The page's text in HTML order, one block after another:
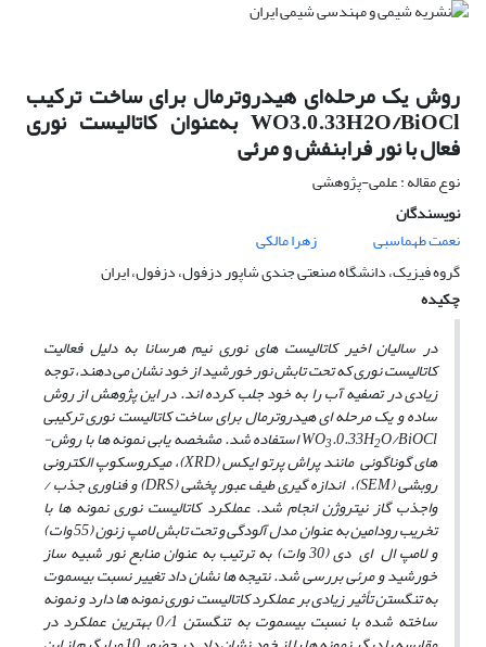
روش یک مرحله‌ای هیدروترمال برای ساخت ترکیب
WO3.0.33H2O/BiOCl به‌عنوان کاتالیست نوری
فعال با نور فرابنفش و مرئی
نوع مقاله : علمی-پژوهشی
نویسندگان
نعمت طهماسبی
زهرا مالکی
گروه فیزیک، دانشگاه صنعتی جندی شاپور دزفول، دزفول، ایران
چکیده
در سالیان اخیر کاتالیست­ های نوری نیم ه­رسانا به ­دلیل فعالیت
کاتالیست نوری که تحت تابش نور خورشید از خود نشان می ­دهند، توجه
زیادی در تصفیه آب را به خود جلب کرده ­اند. در این پژوهش از روش
ساده و یک مرحله ­ای هیدروترمال برای ساخت کاتالیست نوری ترکیبی
WO3.0.33H2 O/BiOCl استفاده شد. مشخصه ­یابی نمونه­ ها با روش­
های گوناگونی مانند پراش پرتو ایکس (XRD)، میکروسکوپ الکترونی
روبشی (SEM)، اندازه­ گیری طیف عبور پخشی (DRS) و فناوری جذب /
واجذب گاز نیتروژن انجام شد. عملکرد کاتالیست نوری نمونه­ ها با
تخریب رودامین به ­عنوان مدل آلودگی و تحت تابش لامپ زنون (55 وات)
و لامپ ال ای دی (30 وات) به ترتیب به ­عنوان منابع نور شبیه ساز
خورشید و مرئی بررسی شد. نتیجه­ ها نشان داد تغییر نسبت بیسموت
به تنگستن تأثیر زیادی بر عملکرد کاتالیست نوری نمونه­ ها دارد و نمونه
ساخته شده با نسبت بیسموت به تنگستن 0/1 بهترین عملکرد در